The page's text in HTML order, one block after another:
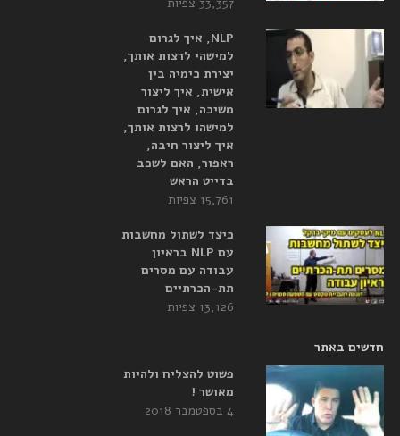
NLP, איך לגרום
למישהי לרצות אותך,
יצירת כימיה בין
אישית, איך ליצור
משיכה, איך לגרום
למישהו לרצות אותך,
איך ליצור חיבה,
ראפור, האם לשכב
בדייט הראש
15,761 צפיות
כיצד לשתול מחשבות
עם NLP בראיון
עבודה עם מסרים
תת-הכרתיים
13,126 צפיות
חדשים באתר
פשוט להצליח ולהיות
מאושר !
4 בספטמבר 2018